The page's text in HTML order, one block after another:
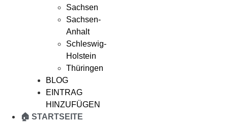
Sachsen
Sachsen-
Anhalt
Schleswig-
Holstein
Thüringen
BLOG
EINTRAG
HINZUFÜGEN
🏠 STARTSEITE